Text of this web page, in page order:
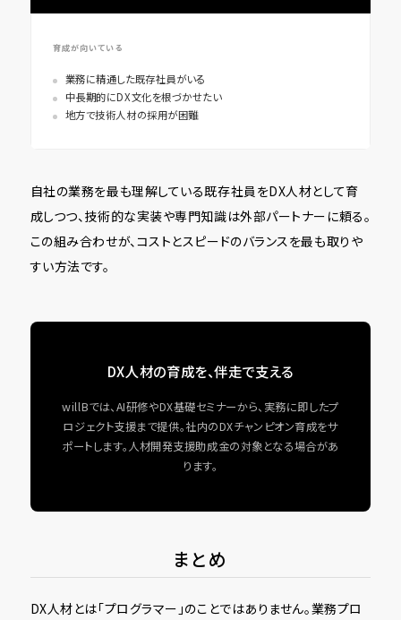
育成が向いている
業務に精通した既存社員がいる
中長期的にDX文化を根づかせたい
地方で技術人材の採用が困難
自社の業務を最も理解している既存社員をDX人材として育
成しつつ、技術的な実装や専門知識は外部パートナーに頼る。
この組み合わせが、コストとスピードのバランスを最も取りや
すい方法です。
DX人材の育成を、伴走で支える
willBでは、AI研修やDX基礎セミナーから、実務に即したプ
ロジェクト支援まで提供。社内のDXチャンピオン育成をサ
ポートします。人材開発支援助成金の対象となる場合があ
ります。
まとめ
DX人材とは「プログラマー」のことではありません。業務プロ